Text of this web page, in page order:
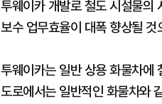
투웨이카 개발로 철도 시설물의
보수 업무효율이 대폭 향상될 것
투웨이카는 일반 상용 화물차에
도로에서는 일반적인 화물차와